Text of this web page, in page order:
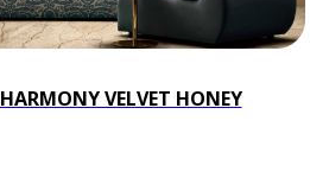
HARMONY VELVET HONEY